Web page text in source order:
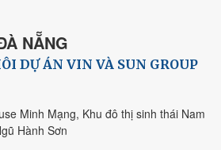
NẴNG
DỰ ÁN VIN VÀ SUN GROUP
Minh Mạng, Khu đô thị sinh thái Nam
Hành Sơn